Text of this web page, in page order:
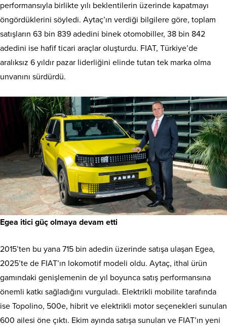
performansıyla birlikte yılı beklentilerin üzerinde kapatmayı
öngördüklerini söyledi. Aytaç’ın verdiği bilgilere göre, toplam
satışların 63 bin 839 adedini binek otomobiller, 38 bin 842
adedini ise hafif ticari araçlar oluşturdu. FIAT, Türkiye’de
aralıksız 6 yıldır pazar liderliğini elinde tutan tek marka olma
unvanını sürdürdü.
Egea itici güç olmaya devam etti
2015’ten bu yana 715 bin adedin üzerinde satışa ulaşan Egea,
2025’te de FIAT’ın lokomotif modeli oldu. Aytaç, ithal ürün
gamındaki genişlemenin de yıl boyunca satış performansına
önemli katkı sağladığını vurguladı. Elektrikli mobilite tarafında
ise Topolino, 500e, hibrit ve elektrikli motor seçenekleri sunulan
600 ailesi öne çıktı. Ekim ayında satışa sunulan ve FIAT’ın yeni